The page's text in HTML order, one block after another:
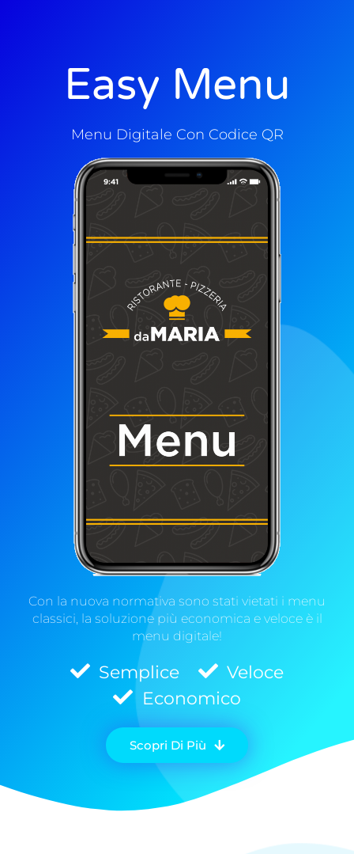
Easy Menu
Menu Digitale Con Codice QR
Con la nuova normativa sono stati vietati i menu
classici, la soluzione più economica e veloce è il
menu digitale!
Semplice
Veloce
Economico
Scopri Di Più